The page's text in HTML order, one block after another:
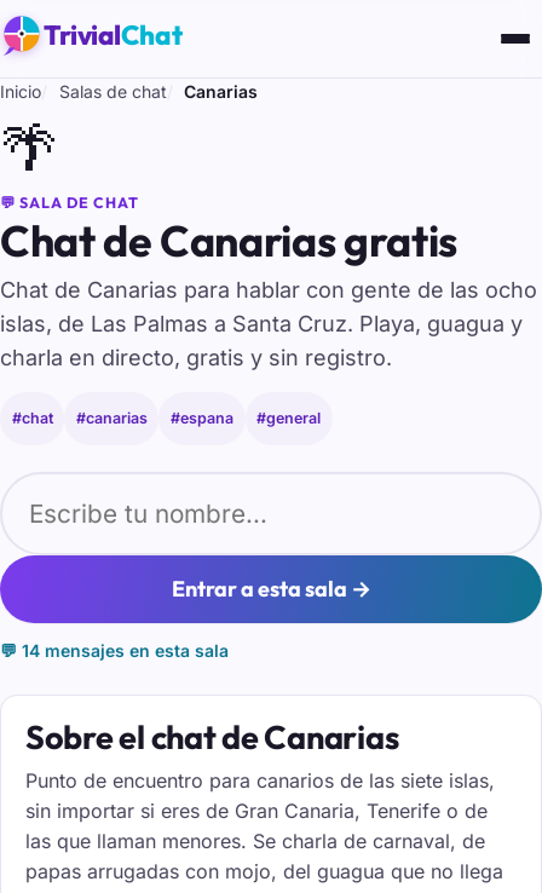
TrivialChat
Inicio Salas de chat Canarias
🌴
💬 SALA DE CHAT
Chat de Canarias gratis
Chat de Canarias para hablar con gente de las ocho
islas, de Las Palmas a Santa Cruz. Playa, guagua y
charla en directo, gratis y sin registro.
#chat #canarias #espana #general
Entrar a esta sala →
💬 14 mensajes en esta sala
Sobre el chat de Canarias
Punto de encuentro para canarios de las siete islas,
sin importar si eres de Gran Canaria, Tenerife o de
las que llaman menores. Se charla de carnaval, de
papas arrugadas con mojo, del guagua que no llega